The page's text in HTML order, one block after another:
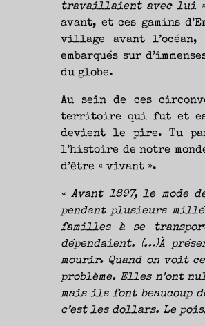
travaillaient avec lui »
avant, et ces gamins
village avant l’océan,
embarqués sur
du globe.
Au sein de ces
territoire qui fut et
devient le pire. Tu
l’histoire de notre
d’être « vivant ».
« Avant 1897, le mode
pendant plusieurs
familles à se
dépendaient. (…)À
mourir. Quand on voit
problème. Elles n’ont
mais ils font beaucoup
c’est les dollars. Le